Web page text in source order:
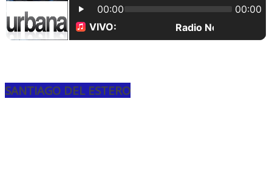
SANTIAGO DEL ESTERO